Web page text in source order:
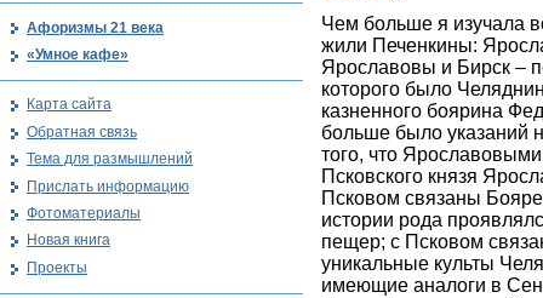
Чем больше я изучала
жили Печенкины:
Ярославовы и Бирск –
которого было
казненного боярина
больше было указаний
того, что
Псковского князя
Псковом связаны
истории рода
пещер; с Псковом
уникальные культы
имеющие аналоги в
Афоризмы 21 века
«Умное кафе»
Карта сайта
Обратная связь
Тема для размышлений
Прислать информацию
Фотоматериалы
Новая книга
Проекты